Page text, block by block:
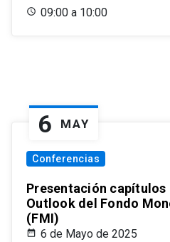
09:00 a 10:00
6 MAY
Conferencias
Presentación
Outlook del Fondo
(FMI)
6 de Mayo de 2025